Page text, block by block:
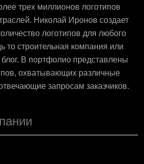
трех миллионов логотипов
Николай Иронов создает
логотипов для любого
то строительная компания или
блог. В портфолио представлены
охватывающих различные
запросам заказчиков.